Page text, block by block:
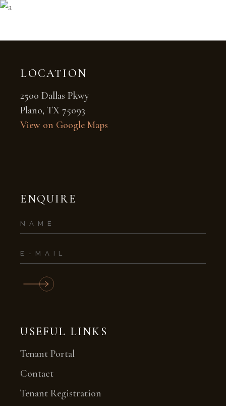
LOCATION
2500 Dallas Pkwy
Plano, TX 75093
View on Google Maps
ENQUIRE
USEFUL LINKS
Tenant Portal
Contact
Tenant Registration